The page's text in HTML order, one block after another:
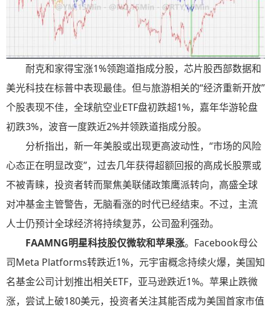
耐克和家得宝涨1%领跑道指成分股，芯片股西部数据和
美光科技在标普中表现最佳。但与旅游相关的“经济重新开放”
个股表现不佳，全球航空业ETF盘初跌超1%，嘉年华游轮盘
初跌3%，波音一度跌近2%并领跌道指成分股。
分析指出，新一年美股或出现更高波动性，“市场的风险
心态正在明显改变”，过去几年获得超额回报的高成长股票或
不被青睐，投资者转而聚焦美联储政策鹰派转向，高盛全球
对冲基金主管警告，无脑看涨的时代已经结束。不过，主流
人士仍预计全球经济将持续复苏，公司盈利强劲。
FAAMNG明星科技股仅微软和苹果涨。Facebook母公
司Meta Platforms转跌近1%，元宇宙概念持续火爆，美国知
名基金公司计划推出相关ETF，亚马逊跌近1%。苹果止跌微
涨，尝试上破180美元，投资者关注其能否成为美国首家市值